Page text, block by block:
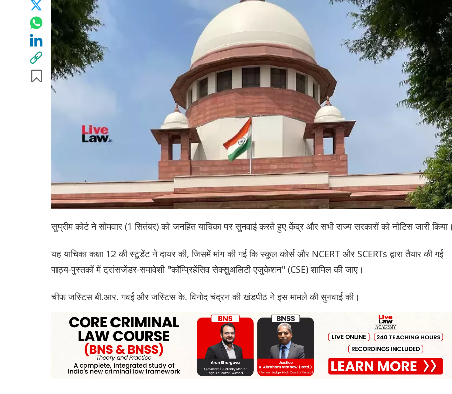
सुप्रीम कोर्ट ने सोमवार (1 सितंबर) को जनहित याचिका पर सुनवाई करते हुए केंद्र और सभी राज्य सरकारों को नोटिस जारी
यह याचिका कक्षा 12 की स्टूडेंट ने दायर की, जिसमें मांग की गई कि स्कूल कोर्स और NCERT और SCERTs द्वारा तैयार की गई
पाठ्य-पुस्तकों में ट्रांसजेंडर-समावेशी "कॉम्प्रिहेंसिव सेक्सुअलिटी एजुकेशन" (CSE) शामिल की जाए।
चीफ जस्टिस बी.आर. गवई और जस्टिस के. विनोद चंद्रन की खंडपीठ ने इस मामले की सुनवाई की।